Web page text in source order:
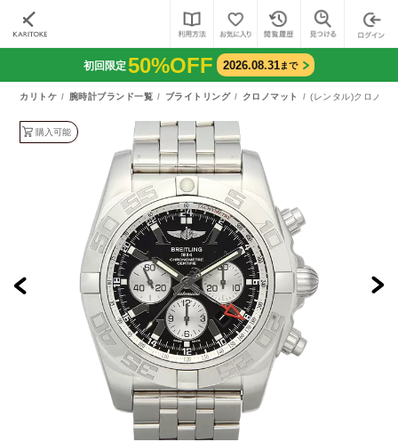
初回限定50%OFF 2026.08.31まで
カリトケ 腕時計ブランド一覧 ブライトリング クロノマット (レンタル)クロノマ
購入可能